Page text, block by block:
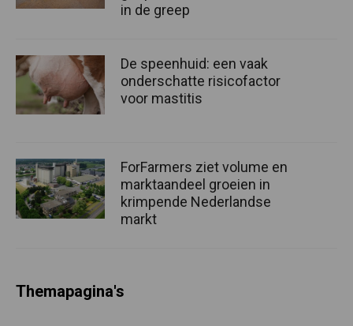
in de greep
De speenhuid: een vaak
onderschatte risicofactor
voor mastitis
ForFarmers ziet volume en
marktaandeel groeien in
krimpende Nederlandse
markt
Themapagina's